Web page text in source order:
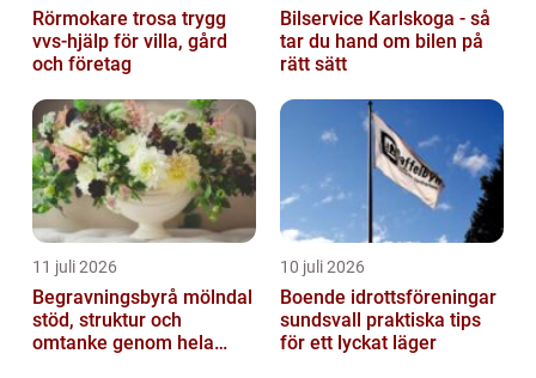
Rörmokare trosa trygg
vvs-hjälp för villa, gård
och företag
Bilservice Karlskoga - så
tar du hand om bilen på
rätt sätt
11 juli 2026
Begravningsbyrå mölndal
stöd, struktur och
omtanke genom hela
10 juli 2026
Boende idrottsföreningar
sundsvall praktiska tips
för ett lyckat läger